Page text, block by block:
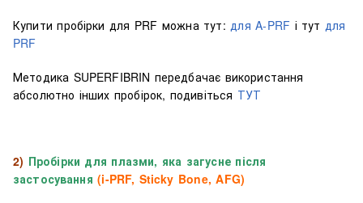
Купити пробірки для PRF можна тут: для A-PRF і тут для
PRF
Методика SUPERFIBRIN передбачає використання
абсолютно інших пробірок, подивіться ТУТ
2) Пробірки для плазми, яка загусне після
застосування(i-PRF, Sticky Bone, AFG)